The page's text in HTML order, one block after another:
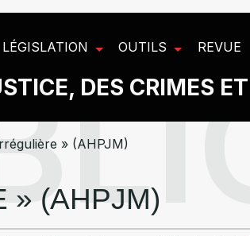
LÉGISLATION OUTILS REVUE
DES CRIMES
» (AHPJM)
» (AHPJM)